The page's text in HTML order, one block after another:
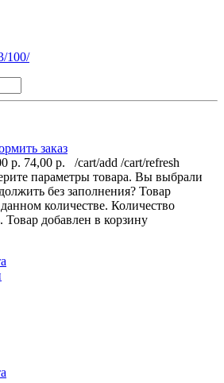
100/
заказ
р. 74,00 р. /cart/add /cart/refresh
параметры товара. Вы выбрали
без заполнения? Товар
количестве. Количество
Товар добавлен в корзину